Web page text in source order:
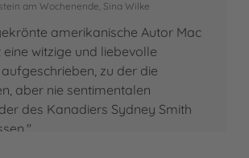
am Wochenende, Sina Wilke
amerikanische Autor Mac
witzige und liebevolle
zu der die
aber nie sentimentalen
des Kanadiers Sydney Smith